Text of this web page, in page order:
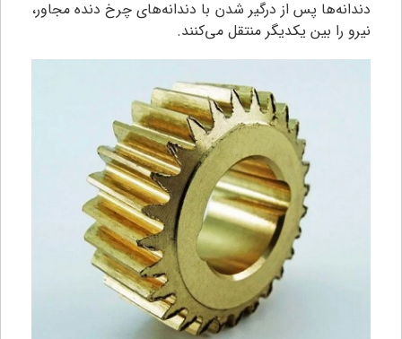
دندانه‌ها پس از درگیر شدن با دندانه‌های چرخ دنده مجاور،
نیرو را بین یکدیگر منتقل می‌کنند.